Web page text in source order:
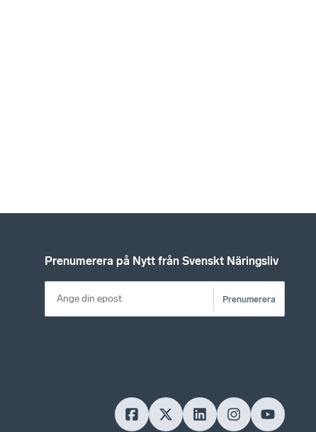
Prenumerera på Nytt från Svenskt Näringsliv
Prenumerera